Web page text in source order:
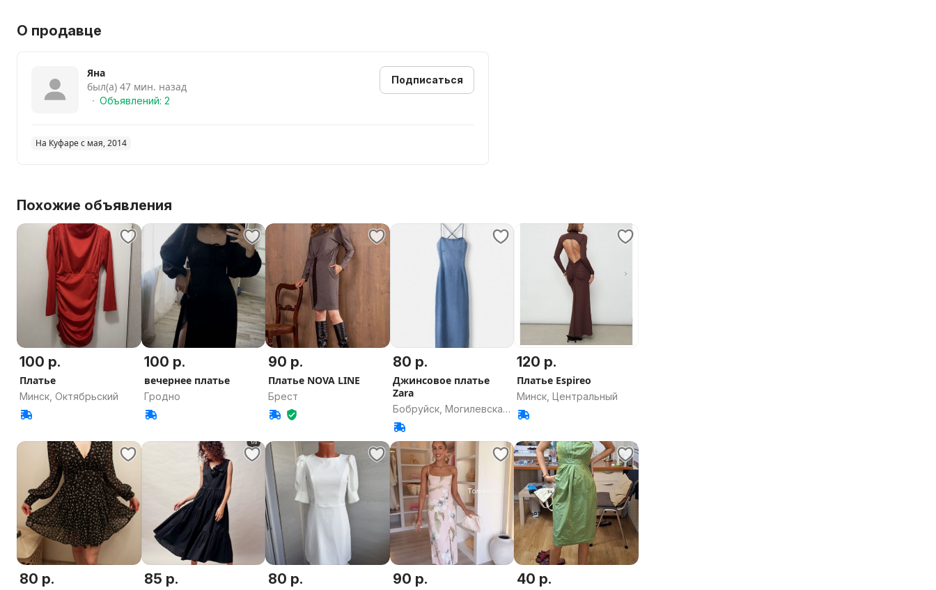
О продавце
Яна
был(а) 47 мин. назад
Объявлений: 2
Подписаться
На Куфаре с мая, 2014
Похожие объявления
100 р.
Платье
Минск, Октябрьский
100 р.
вечернее платье
Гродно
90 р.
Платье NOVA LINE
Брест
80 р.
Джинсовое платье
Zara
Бобруйск, Могилевская
область
120 р.
Платье Espireo
Минск, Центральный
80 р. 85 р. 80 р. 90 р. 40 р.